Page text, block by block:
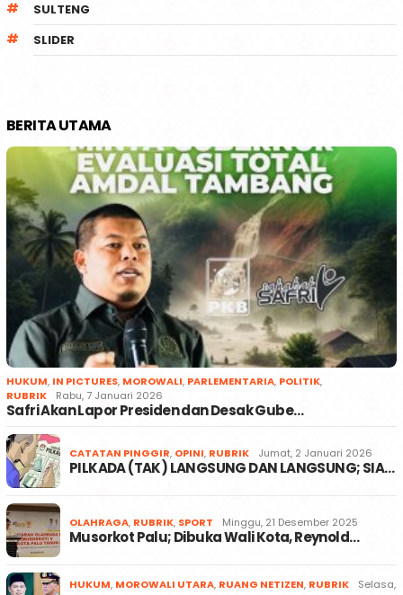
SULTENG
SLIDER
BERITA UTAMA
HUKUM, IN PICTURES, MOROWALI, PARLEMENTARIA, POLITIK,
RUBRIK
Rabu, 7 Januari 2026
Safri Akan Lapor Presiden dan Desak Gube…
CATATAN PINGGIR, OPINI, RUBRIK Jumat, 2 Januari 2026
PILKADA (TAK) LANGSUNG DAN LANGSUNG; SIA…
OLAHRAGA, RUBRIK, SPORT Minggu, 21 Desember 2025
Musorkot Palu; Dibuka Wali Kota, Reynold…
HUKUM, MOROWALI UTARA, RUANG NETIZEN, RUBRIK
Selasa,